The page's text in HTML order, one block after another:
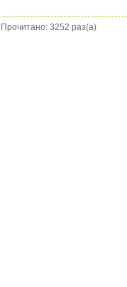
Прочитано: 3252 раз(а)